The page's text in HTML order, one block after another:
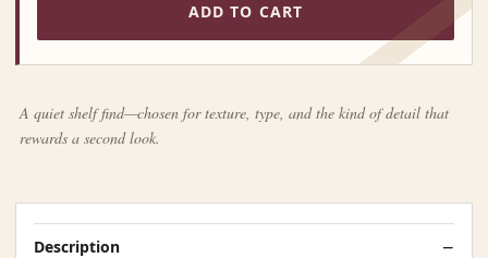
ADD TO CART
A quiet shelf find—chosen for texture, type, and the kind of detail that
rewards a second look.
Description